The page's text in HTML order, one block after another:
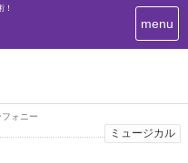
T
o
n
menu
ォニー
ミュージカル